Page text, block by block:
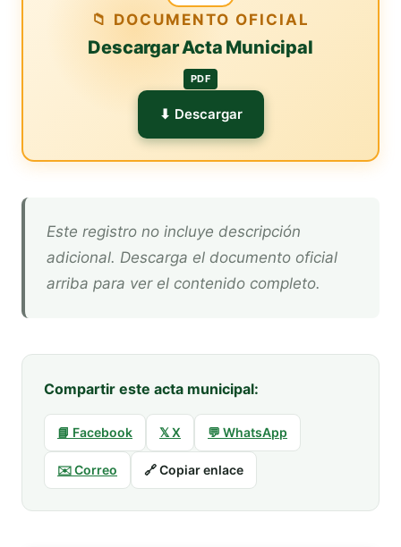
📁 DOCUMENTO OFICIAL
Descargar Acta Municipal
PDF
⬇ Descargar
Este registro no incluye descripción
adicional. Descarga el documento oficial
arriba para ver el contenido completo.
Compartir este acta municipal:
📘 Facebook 𝕏 X 💬 WhatsApp
✉️ Correo 🔗 Copiar enlace